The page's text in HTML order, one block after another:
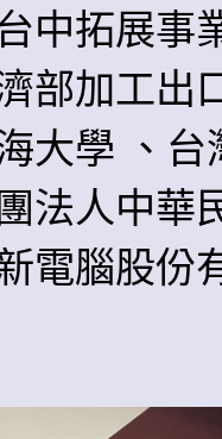
中拓展事
部加工出
大學 、
法人中華
電腦股份